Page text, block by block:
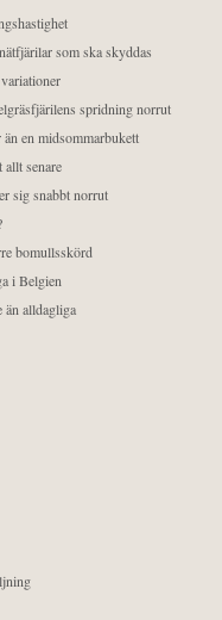
som ska skyddas
spridning norrut
en midsommarbukett
senare
sig snabbt norrut
bomullsskörd
i Belgien
alldagliga